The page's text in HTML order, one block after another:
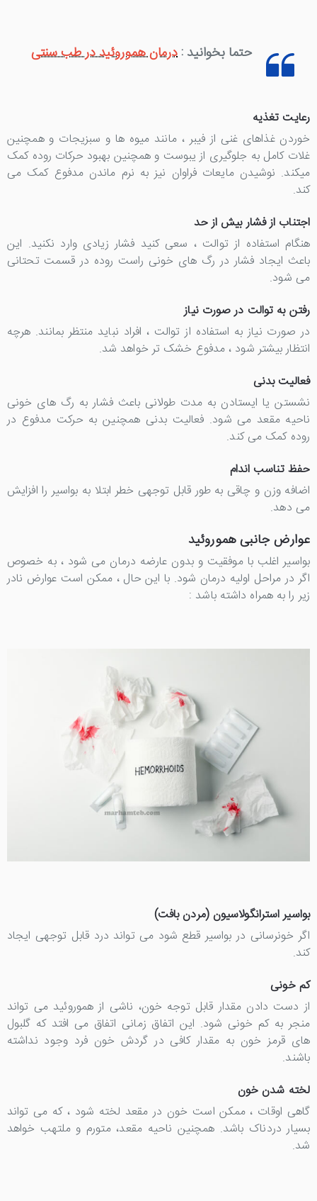
حتما بخوانید :درمان هموروئید در طب سنتی
رعایت تغذیه
خوردن غذاهای غنی از فیبر ، مانند میوه ها و سبزیجات و همچنین
غلات کامل به جلوگیری از یبوست و همچنین بهبود حرکات روده کمک
میکند. نوشیدن مایعات فراوان نیز به نرم ماندن مدفوع کمک می
کند.
اجتناب از فشار بیش از حد
هنگام استفاده از توالت ، سعی کنید فشار زیادی وارد نکنید. این
باعث ایجاد فشار در رگ های خونی راست روده در قسمت تحتانی
می شود.
رفتن به توالت در صورت نیاز
در صورت نیاز به استفاده از توالت ، افراد نباید منتظر بمانند. هرچه
انتظار بیشتر شود ، مدفوع خشک تر خواهد شد.
فعالیت بدنی
نشستن یا ایستادن به مدت طولانی باعث فشار به رگ های خونی
ناحیه مقعد می شود. فعالیت بدنی همچنین به حرکت مدفوع در
روده کمک می کند.
حفظ تناسب اندام
اضافه وزن و چاقی به طور قابل توجهی خطر ابتلا به بواسیر را افزایش
می دهد.
عوارض جانبی هموروئید
بواسیر اغلب با موفقیت و بدون عارضه درمان می شود ، به خصوص
اگر در مراحل اولیه درمان شود. با این حال ، ممکن است عوارض نادر
زیر را به همراه داشته باشد :
بواسیر استرانگولاسیون (مردن بافت)
اگر خونرسانی در بواسیر قطع شود می تواند درد قابل توجهی ایجاد
کند.
کم خونی
از دست دادن مقدار قابل توجه خون، ناشی از هموروئید می تواند
منجر به کم خونی شود. این اتفاق زمانی اتفاق می افتد که گلبول
های قرمز خون به مقدار کافی در گردش خون فرد وجود نداشته
باشند.
لخته شدن خون
گاهی اوقات ، ممکن است خون در مقعد لخته شود ، که می تواند
بسیار دردناک باشد. همچنین ناحیه مقعد، متورم و ملتهب خواهد
شد.